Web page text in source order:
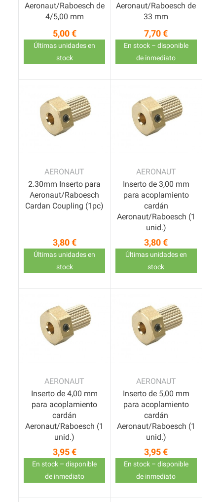
Aeronaut/Raboesch de
4/5,00 mm
Precio
5,00 €
Últimas unidades en
stock
Aeronaut/Raboesch de
33 mm
Precio
7,70 €
En stock – disponible
de inmediato
AERONAUT
2.30mm Inserto para
Aeronaut/Raboesch
Cardan Coupling (1pc)
Precio
3,80 €
Últimas unidades en
stock
AERONAUT
Inserto de 3,00 mm
para acoplamiento
cardán
Aeronaut/Raboesch (1
unid.)
Precio
3,80 €
Últimas unidades en
stock
AERONAUT
Inserto de 4,00 mm
para acoplamiento
cardán
Aeronaut/Raboesch (1
unid.)
Precio
3,95 €
En stock – disponible
de inmediato
AERONAUT
Inserto de 5,00 mm
para acoplamiento
cardán
Aeronaut/Raboesch (1
unid.)
Precio
3,95 €
En stock – disponible
de inmediato